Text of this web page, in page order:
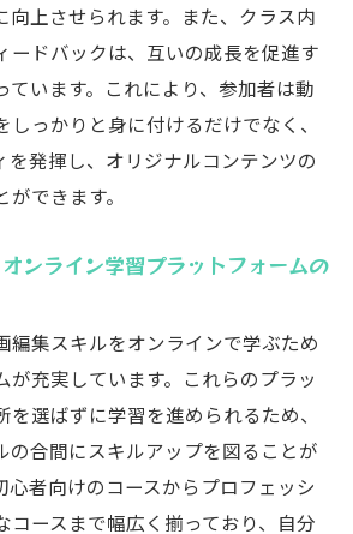
必要な基本的なスキルセット
教室で学ぶ動画編集のエチケッ
る動画編集のためのヒント
を磨くための愛知県みよし市の
機関が提供するプログラム
館で得られる無料リソース
編集テクノロジーとその活用法
動画編集スタジオ訪問記
向上させられます。また、クラス内
ードバックは、互いの成長を促進す
ています。これにより、参加者は動
っかりと身に付けるだけでなく、
を発揮し、オリジナルコンテンツの
できます。
ンライン学習プラットフォームの
編集スキルをオンラインで学ぶため
が充実しています。これらのプラッ
を選ばずに学習を進められるため、
の合間にスキルアップを図ることが
心者向けのコースからプロフェッシ
コースまで幅広く揃っており、自分